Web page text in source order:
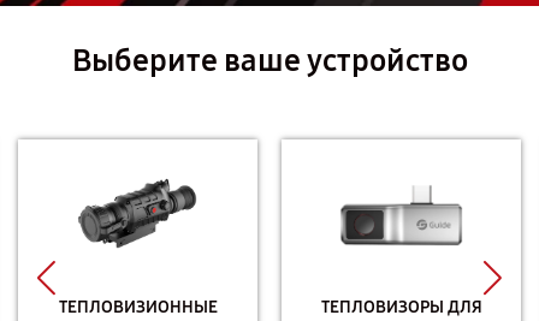
Выберите ваше устройство
ТЕПЛОВИЗИОННЫЕ
ТЕПЛОВИЗОРЫ ДЛЯ